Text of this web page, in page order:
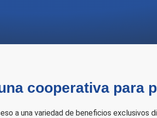
cooperativa para
a una variedad de beneficios exclusivos